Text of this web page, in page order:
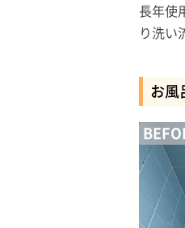
長年使
り洗い
お風